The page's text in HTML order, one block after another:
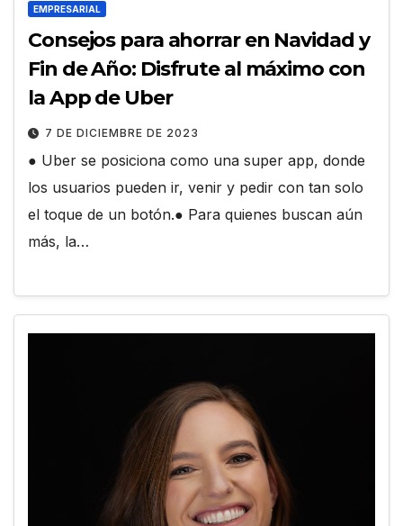
EMPRESARIAL
Consejos para ahorrar en Navidad y
Fin de Año: Disfrute al máximo con
la App de Uber
7 DE DICIEMBRE DE 2023
● Uber se posiciona como una super app, donde
los usuarios pueden ir, venir y pedir con tan solo
el toque de un botón.● Para quienes buscan aún
más, la…